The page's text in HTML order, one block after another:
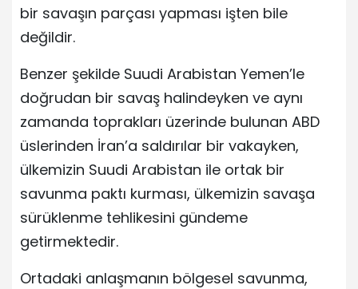
bir savaşın parçası yapması işten bile
değildir.
Benzer şekilde Suudi Arabistan Yemen’le
doğrudan bir savaş halindeyken ve aynı
zamanda toprakları üzerinde bulunan ABD
üslerinden İran’a saldırılar bir vakayken,
ülkemizin Suudi Arabistan ile ortak bir
savunma paktı kurması, ülkemizin savaşa
sürüklenme tehlikesini gündeme
getirmektedir.
Ortadaki anlaşmanın bölgesel savunma,